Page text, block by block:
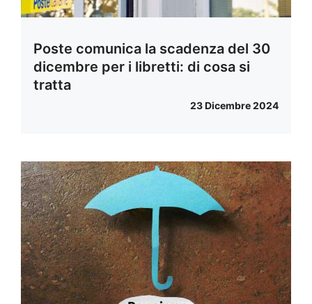
Poste comunica la scadenza del 30
dicembre per i libretti: di cosa si
tratta
23 Dicembre 2024